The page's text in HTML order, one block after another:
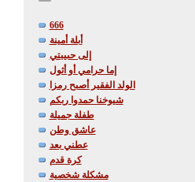
666
أبلة أمينة
إلى حبيبتي
إما حرامي أو أثول
الولد الفقير أصبح رمزا
شيوخنا حمدوا ربكم
طفلة جميلة
عاشق وطن
عطني بعد
كرة قدم
مشكلة شخصية